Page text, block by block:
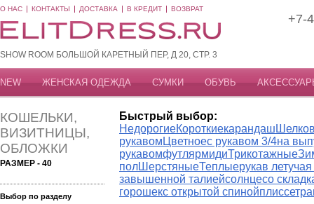
О НАС КОНТАКТЫ ДОСТАВКА В КРЕДИТ ВОЗВРАТ
SHOW ROOM БОЛЬШОЙ КАРЕТНЫЙ ПЕР, Д 20, СТР. 3
+7-
NEW ЖЕНСКАЯ ОДЕЖДА СУМКИ ОБУВЬ
КОШЕЛЬКИ,
ВИЗИТНИЦЫ,
ОБЛОЖКИ
РАЗМЕР - 40
Выбор по разделу
Быстрый выбор:
НедорогиеКороткиекарандаш
рукавом Цветноес рукавом 3/4на
рукавомфутлярмидиТрикотажные
полШерстяныеТеплыерукав
завышенной талиейсолнцесо
горошекс открытой спинойплиссе